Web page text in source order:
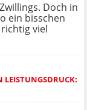
Doch in
ein bisschen
viel
LEISTUNGSDRUCK: